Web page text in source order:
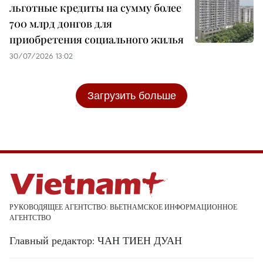
льготные кредиты на сумму более
700 млрд донгов для
приобретения социального жилья
30/07/2026 13:02
Загрузить больше
РУКОВОДЯЩЕЕ АГЕНТСТВО: ВЬЕТНАМСКОЕ ИНФОРМАЦИОННОЕ
АГЕНТСТВО
Главный редактор: ЧАН ТИЕН ДУАН